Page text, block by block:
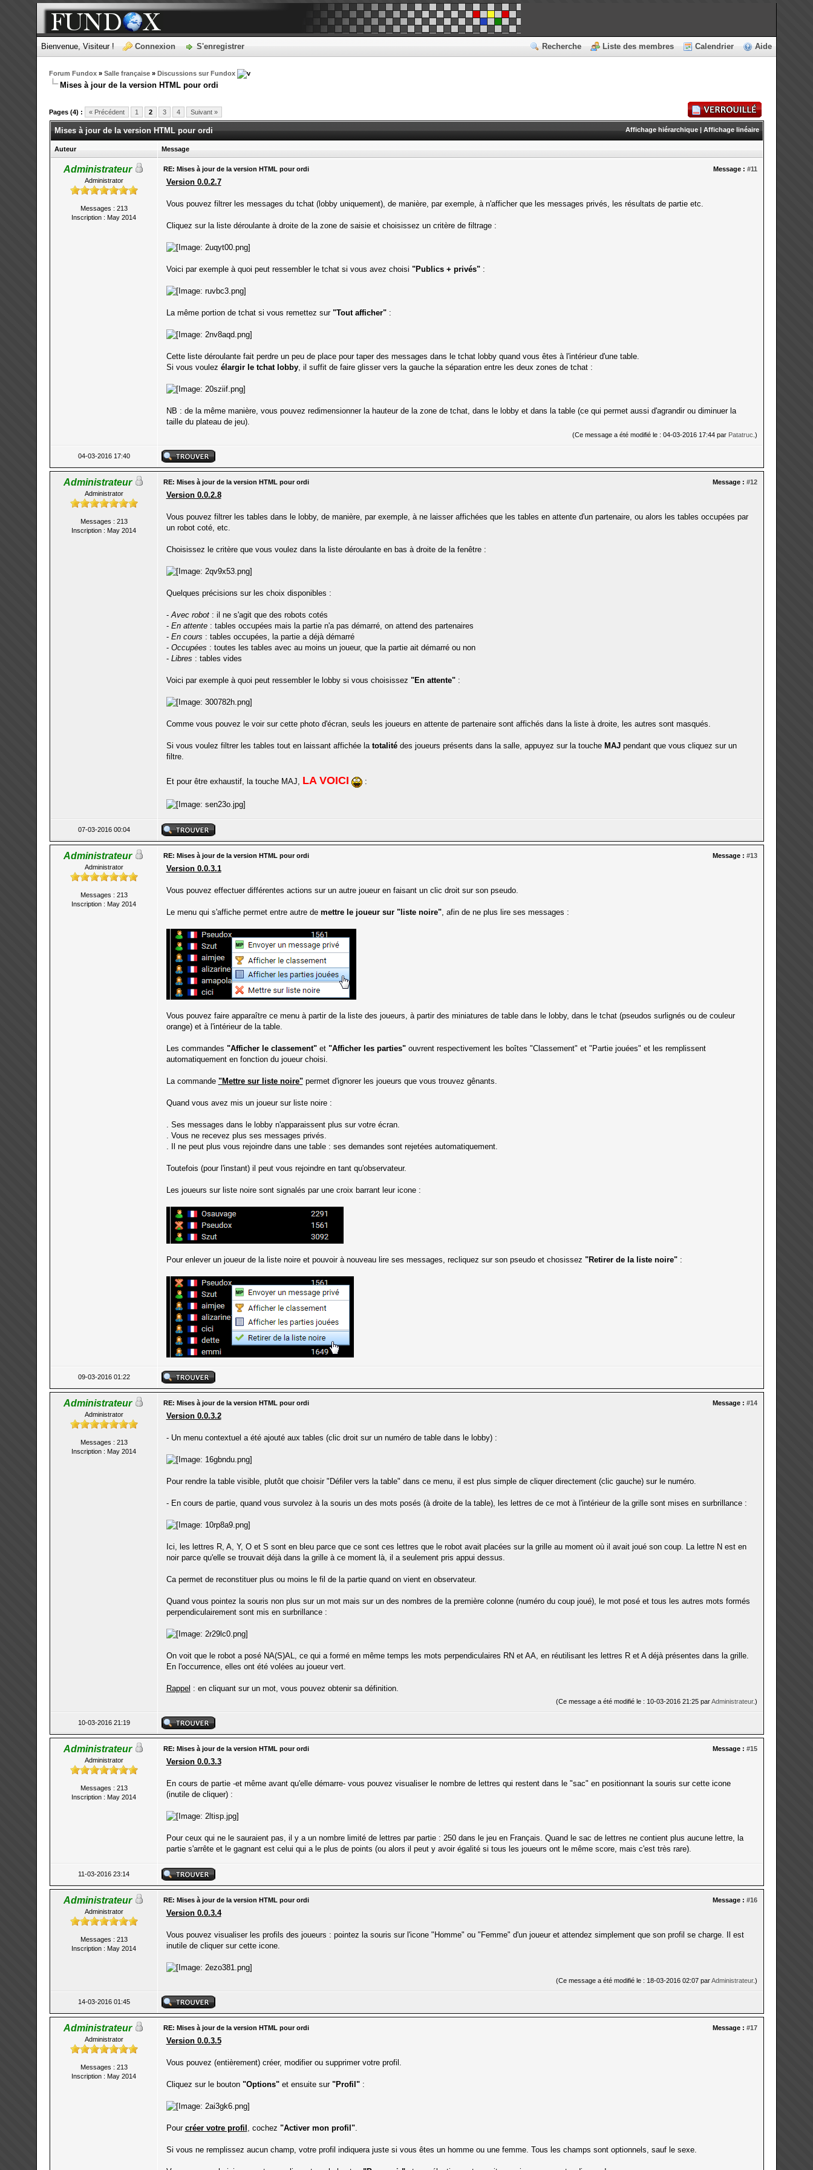
Recherche Liste des membres Calendrier Aide
Bienvenue, Visiteur ! Connexion S'enregistrer
Forum Fundox »Salle française »Discussions sur Fundox
Mises à jour de la version HTML pour ordi
Pages (4) : « Précédent 1 2 3 4 Suivant »
Affichage hiérarchique| Affichage linéaire
Mises à jour de la version HTML pour ordi
Auteur Message
Administrateur
Administrator
Messages : 213
Inscription : May 2014
Message : #11
RE: Mises à jour de la version HTML pour ordi
Version 0.0.2.7
Vous pouvez filtrer les messages du tchat (lobby uniquement), de manière, par exemple, à n'afficher que les messages privés, les résultats de partie etc.
Cliquez sur la liste déroulante à droite de la zone de saisie et choisissez un critère de filtrage :
Voici par exemple à quoi peut ressembler le tchat si vous avez choisi "Publics + privés":
La même portion de tchat si vous remettez sur "Tout afficher":
Cette liste déroulante fait perdre un peu de place pour taper des messages dans le tchat lobby quand vous êtes à l'intérieur d'une table.
Si vous voulez élargir le tchat lobby, il suffit de faire glisser vers la gauche la séparation entre les deux zones de tchat :
NB : de la même manière, vous pouvez redimensionner la hauteur de la zone de tchat, dans le lobby et dans la table (ce qui permet aussi d'agrandir ou diminuer la
taille du plateau de jeu).
(Ce message a été modifié le : 04-03-2016 17:44 par Patatruc .)
04-03-2016 17:40
Administrateur
Administrator
Messages : 213
Inscription : May 2014
Message : #12
RE: Mises à jour de la version HTML pour ordi
Version 0.0.2.8
Vous pouvez filtrer les tables dans le lobby, de manière, par exemple, à ne laisser affichées que les tables en attente d'un partenaire, ou alors les tables occupées par
un robot coté, etc.
Choisissez le critère que vous voulez dans la liste déroulante en bas à droite de la fenêtre :
Quelques précisions sur les choix disponibles :
-Avec robot: il ne s'agit que des robots cotés
- En attente: tables occupées mais la partie n'a pas démarré, on attend des partenaires
- En cours : tables occupées, la partie a déjà démarré
- Occupées : toutes les tables avec au moins un joueur, que la partie ait démarré ou non
- Libres : tables vides
Voici par exemple à quoi peut ressembler le lobby si vous choisissez "En attente":
Comme vous pouvez le voir sur cette photo d'écran, seuls les joueurs en attente de partenaire sont affichés dans la liste à droite, les autres sont masqués.
Si vous voulez filtrer les tables tout en laissant affichée la totalitédes joueurs présents dans la salle, appuyez sur la touche MAJpendant que vous cliquez sur un
filtre.
Et pour être exhaustif, la touche MAJ, LA VOICI :
07-03-2016 00:04
Administrateur
Administrator
Messages : 213
Inscription : May 2014
Message : #13
RE: Mises à jour de la version HTML pour ordi
Version 0.0.3.1
Vous pouvez effectuer différentes actions sur un autre joueur en faisant un clic droit sur son pseudo.
Le menu qui s'affiche permet entre autre de mettre le joueur sur "liste noire", afin de ne plus lire ses messages :
Vous pouvez faire apparaître ce menu à partir de la liste des joueurs, à partir des miniatures de table dans le lobby, dans le tchat (pseudos surlignés ou de couleur
orange) et à l'intérieur de la table.
Les commandes "Afficher le classement"et "Afficher les parties"ouvrent respectivement les boîtes "Classement" et "Partie jouées" et les remplissent
automatiquement en fonction du joueur choisi.
La commande "Mettre sur liste noire"permet d'ignorer les joueurs que vous trouvez gênants.
Quand vous avez mis un joueur sur liste noire :
. Ses messages dans le lobby n'apparaissent plus sur votre écran.
. Vous ne recevez plus ses messages privés.
. Il ne peut plus vous rejoindre dans une table : ses demandes sont rejetées automatiquement.
Toutefois (pour l'instant) il peut vous rejoindre en tant qu'observateur.
Les joueurs sur liste noire sont signalés par une croix barrant leur icone :
Pour enlever un joueur de la liste noire et pouvoir à nouveau lire ses messages, recliquez sur son pseudo et chosissez "Retirer de la liste noire":
09-03-2016 01:22
Administrateur
Administrator
Messages : 213
Inscription : May 2014
Message : #14
RE: Mises à jour de la version HTML pour ordi
Version 0.0.3.2
- Un menu contextuel a été ajouté aux tables (clic droit sur un numéro de table dans le lobby) :
Pour rendre la table visible, plutôt que choisir "Défiler vers la table" dans ce menu, il est plus simple de cliquer directement (clic gauche) sur le numéro.
- En cours de partie, quand vous survolez à la souris un des mots posés (à droite de la table), les lettres de ce mot à l'intérieur de la grille sont mises en surbrillance :
Ici, les lettres R, A, Y, O et S sont en bleu parce que ce sont ces lettres que le robot avait placées sur la grille au moment où il avait joué son coup. La lettre N est en
noir parce qu'elle se trouvait déjà dans la grille à ce moment là, il a seulement pris appui dessus.
Ca permet de reconstituer plus ou moins le fil de la partie quand on vient en observateur.
Quand vous pointez la souris non plus sur un mot mais sur un des nombres de la première colonne (numéro du coup joué), le mot posé et tous les autres mots formés
perpendiculairement sont mis en surbrillance :
On voit que le robot a posé NA(S)AL, ce qui a formé en même temps les mots perpendiculaires RN et AA, en réutilisant les lettres R et A déjà présentes dans la grille.
En l'occurrence, elles ont été volées au joueur vert.
Rappel : en cliquant sur un mot, vous pouvez obtenir sa définition.
(Ce message a été modifié le : 10-03-2016 21:25 parAdministrateur.)
10-03-2016 21:19
Administrateur
Administrator
Messages : 213
Inscription : May 2014
Message : #15
RE: Mises à jour de la version HTML pour ordi
Version 0.0.3.3
En cours de partie -et même avant qu'elle démarre- vous pouvez visualiser le nombre de lettres qui restent dans le "sac" en positionnant la souris sur cette icone
(inutile de cliquer) :
Pour ceux qui ne le sauraient pas, il y a un nombre limité de lettres par partie : 250 dans le jeu en Français. Quand le sac de lettres ne contient plus aucune lettre, la
partie s'arrête et le gagnant est celui qui a le plus de points (ou alors il peut y avoir égalité si tous les joueurs ont le même score, mais c'est très rare).
11-03-2016 23:14
Administrateur
Administrator
Messages : 213
Inscription : May 2014
Message : #16
RE: Mises à jour de la version HTML pour ordi
Version 0.0.3.4
Vous pouvez visualiser les profils des joueurs : pointez la souris sur l'icone "Homme" ou "Femme" d'un joueur et attendez simplement que son profil se charge. Il est
inutile de cliquer sur cette icone.
(Ce message a été modifié le : 18-03-2016 02:07 parAdministrateur.)
14-03-2016 01:45
Administrateur
Administrator
Messages : 213
Inscription : May 2014
Message : #17
RE: Mises à jour de la version HTML pour ordi
Version 0.0.3.5
Vous pouvez (entièrement) créer, modifier ou supprimer votre profil.
Cliquez sur le bouton "Options"et ensuite sur "Profil":
Pour créer votre profil , cochez "Activer mon profil".
Si vous ne remplissez aucun champ, votre profil indiquera juste si vous êtes un homme ou une femme. Tous les champs sont optionnels, sauf le sexe.